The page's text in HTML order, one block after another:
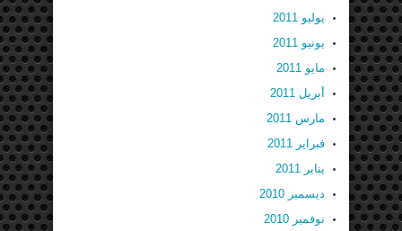
يوليو 2011
يونيو 2011
مايو 2011
أبريل 2011
مارس 2011
فبراير 2011
يناير 2011
ديسمبر 2010
نوفمبر 2010